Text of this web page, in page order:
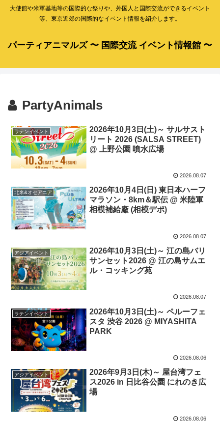
大使館や米軍基地等の国際的な祭りや、外国人と国際交流ができるイベント
等、東京近郊の国際的なイベント情報を紹介します。
パーティアニマルズ 〜 国際交流 イベント情報館 〜
PartyAnimals
ラテンイベント
2026年10月3日(土)～ サルサスト
リート 2026 (SALSA STREET)
@ 上野公園 噴水広場
2026.08.07
北米&オセアニア
2026年10月4日(日) 東日本ハーフ
マラソン・8km＆駅伝 @ 米陸軍
相模補給廠 (相模デポ)
2026.08.07
アジアイベント
2026年10月3日(土)～ 江の島バリ
サンセット2026 @ 江の島サムエ
ル・コッキング苑
2026.08.07
ラテンイベント
2026年10月3日(土)～ ペルーフェ
スタ 渋谷 2026 @ MIYASHITA
PARK
2026.08.06
アジアイベント
2026年9月3日(木)～ 屋台湾フェ
ス2026 in 日比谷公園 にれのき広
場
2026.08.06